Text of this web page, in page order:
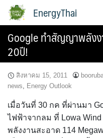
Skip
เกี่ยวกับผู้เขียน
EnergyThai
Google ทำสัญญาพลังง
20ปี!
สิงหาคม 15, 2011
news, Energy Outlook
เมื่อวันที่ 30 กค ที่ผ่านมา
ไฟฟ้าจากลม ที่ Lowa Wind
พลังงานสะอาด 114